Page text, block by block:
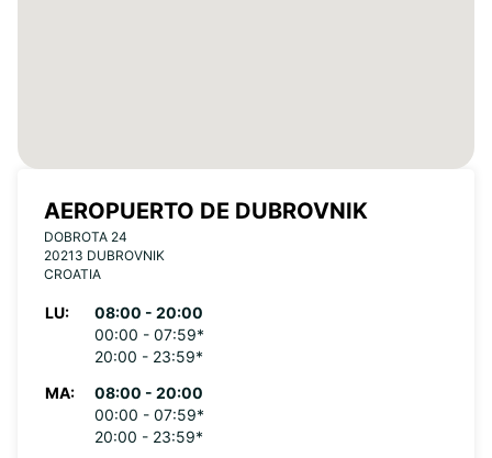
AEROPUERTO DE DUBROVNIK
DOBROTA 24
20213 DUBROVNIK
CROATIA
LU:
08:00 - 20:00
00:00 - 07:59*
20:00 - 23:59*
MA:
08:00 - 20:00
00:00 - 07:59*
20:00 - 23:59*